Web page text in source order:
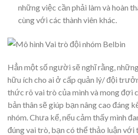
những việc cần phải làm và hoàn
cùng với các thành viên khác.
Hẳn một số người sẽ nghĩ rằng,
hữu ích cho ai ở cấp quản lý/ đội
thức rõ vai trò của mình và mong đợi
bản thân sẽ giúp bạn nâng cao đáng
nhóm. Chưa kể, nếu cảm thấy mình
đúng vai trò, bạn có thể thảo luận